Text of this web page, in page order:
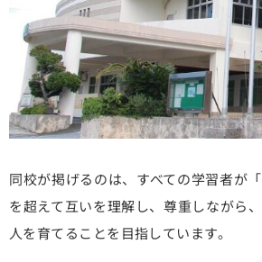
同校が掲げるのは、すべての学習者が
を超えて互いを理解し、尊重しながら
人を育てることを目指しています。